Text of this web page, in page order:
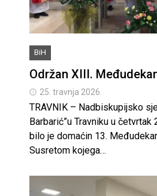
BiH
Održan XIII.
25. travnja 2026.
TRAVNIK – Nadbiskupijsko
Barbarić”u Travniku u četvrtak
bilo je domaćin 13.
Susretom kojega…